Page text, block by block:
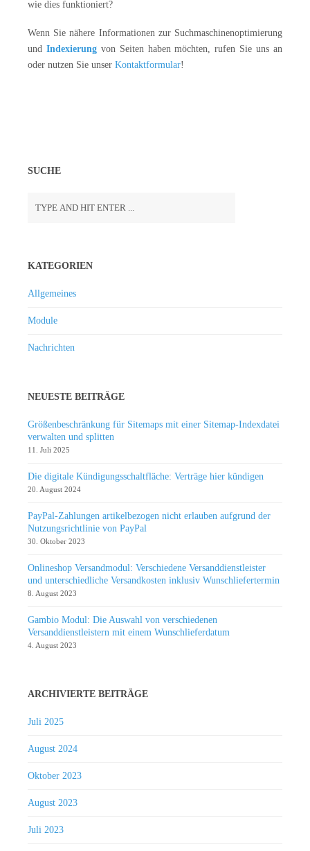
wie dies funktioniert?
Wenn Sie nähere Informationen zur Suchmaschinenoptimierung
und Indexierungvon Seiten haben möchten, rufen Sie uns an
oder nutzen Sie unser Kontaktformular!
SUCHE
KATEGORIEN
Allgemeines
Module
Nachrichten
NEUESTE BEITRÄGE
Größenbeschränkung für Sitemaps mit einer Sitemap-Indexdatei
verwalten und splitten
11. Juli 2025
Die digitale Kündigungsschaltfläche: Verträge hier kündigen
20. August 2024
PayPal-Zahlungen artikelbezogen nicht erlauben aufgrund der
Nutzungsrichtlinie von PayPal
30. Oktober 2023
Onlineshop Versandmodul: Verschiedene Versanddienstleister
und unterschiedliche Versandkosten inklusiv Wunschliefertermin
8. August 2023
Gambio Modul: Die Auswahl von verschiedenen
Versanddienstleistern mit einem Wunschlieferdatum
4. August 2023
ARCHIVIERTE BEITRÄGE
Juli 2025
August 2024
Oktober 2023
August 2023
Juli 2023